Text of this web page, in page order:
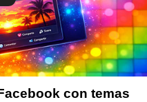
con temas